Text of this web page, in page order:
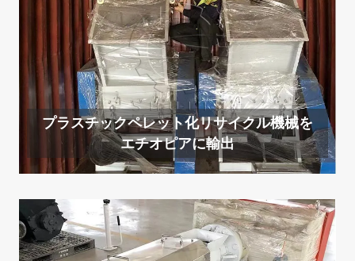
プラスチックペレット化リサイクル機械を
エチオピアに輸出